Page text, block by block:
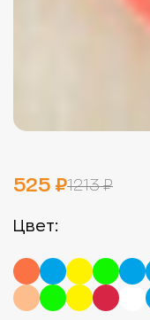
525 ₽1213 ₽
Цвет: